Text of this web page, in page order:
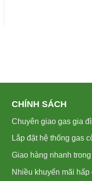
CHÍNH SÁCH
Chuyên giao gas gia
Lắp đặt hệ thống gas
Giao hàng nhanh
Nhiều khuyến mãi hấp